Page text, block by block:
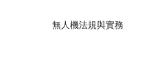
無人機法規與實務